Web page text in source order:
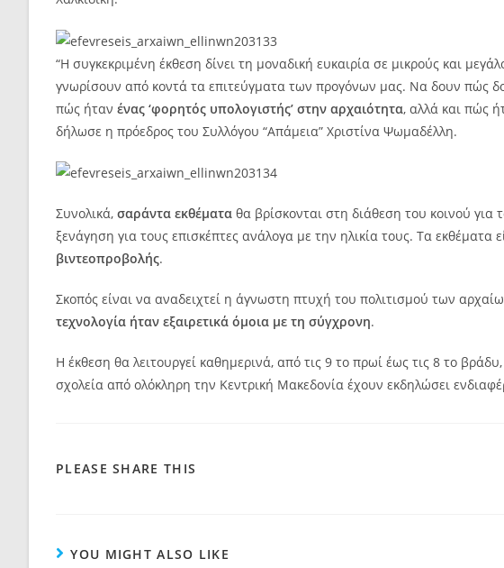
“Η συγκεκριμένη έκθεση δίνει τη μοναδική ευκαιρία σε μικρούς και
γνωρίσουν από κοντά τα επιτεύγματα των προγόνων μας. Να δουν πώς
πώς ήταν ένας ‘φορητός υπολογιστής’ στην αρχαιότητα, αλλά και πώς
δήλωσε η πρόεδρος του Συλλόγου “Απάμεια” Χριστίνα Ψωμαδέλλη.
Συνολικά, σαράντα εκθέματα θα βρίσκονται στη διάθεση του κοινού για
ξενάγηση για τους επισκέπτες ανάλογα με την ηλικία τους. Τα εκθέματα
βιντεοπροβολής.
Σκοπός είναι να αναδειχτεί η άγνωστη πτυχή του πολιτισμού των
τεχνολογία ήταν εξαιρετικά όμοια με τη σύγχρονη.
Η έκθεση θα λειτουργεί καθημερινά, από τις 9 το πρωί έως τις 8 το
σχολεία από ολόκληρη την Κεντρική Μακεδονία έχουν εκδηλώσει
PLEASE SHARE THIS
YOU MIGHT ALSO LIKE